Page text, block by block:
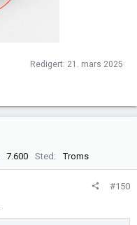
Redigert: 21. mars 2025
7.600 Sted Troms
#150